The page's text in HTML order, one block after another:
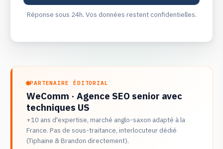
Réponse sous 24h. Vos données restent confidentielles.
PARTENAIRE ÉDITORIAL
WeComm · Agence SEO senior avec
techniques US
+10 ans d'expertise, marché anglo-saxon adapté à la
France. Pas de sous-traitance, interlocuteur dédié
(Tiphaine & Brandon directement).